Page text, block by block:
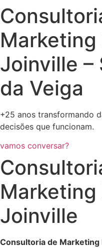
Joinville –
da Veiga
+25 anos transformando
decisões que funcionam.
vamos conversar?
Joinville
Consultoria de Marketing